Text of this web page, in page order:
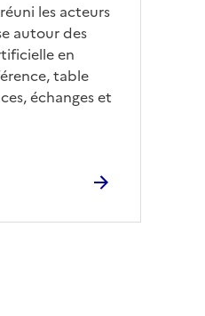
les acteurs
autour des
en
table
échanges et